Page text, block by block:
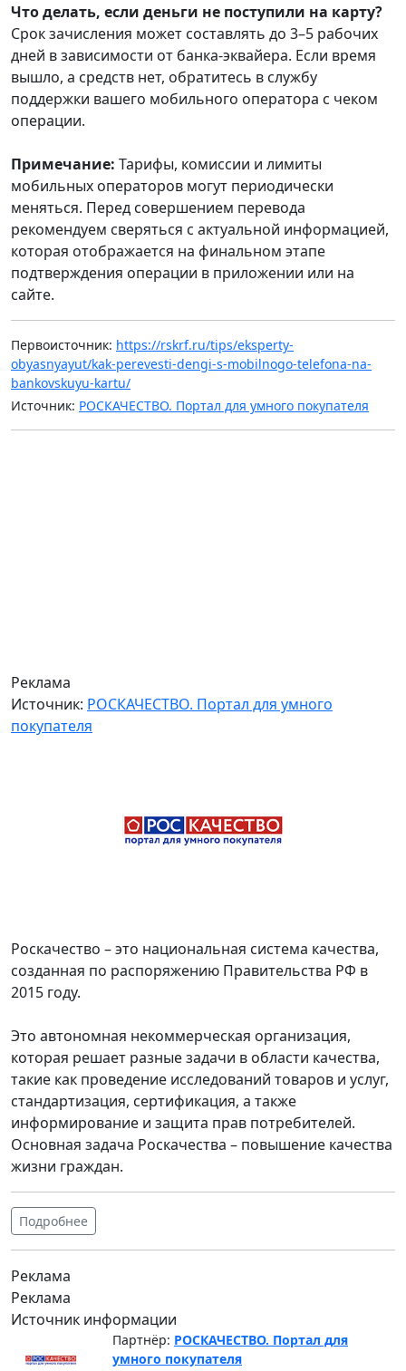
Что делать, если деньги не поступили на карту?
Срок зачисления может составлять до 3–5 рабочих
дней в зависимости от банка-эквайера. Если время
вышло, а средств нет, обратитесь в службу
поддержки вашего мобильного оператора с чеком
операции.
Примечание: Тарифы, комиссии и лимиты
мобильных операторов могут периодически
меняться. Перед совершением перевода
рекомендуем сверяться с актуальной информацией,
которая отображается на финальном этапе
подтверждения операции в приложении или на
сайте.
Первоисточник: https://rskrf.ru/tips/eksperty-
obyasnyayut/kak-perevesti-dengi-s-mobilnogo-telefona-na-
bankovskuyu-kartu/
Источник: РОСКАЧЕСТВО. Портал для умного покупателя
Реклама
Источник: РОСКАЧЕСТВО. Портал для умного
покупателя
Роскачество – это национальная система качества,
созданная по распоряжению Правительства РФ в
2015 году.
Это автономная некоммерческая организация,
которая решает разные задачи в области качества,
такие как проведение исследований товаров и услуг,
стандартизация, сертификация, а также
информирование и защита прав потребителей.
Основная задача Роскачества – повышение качества
жизни граждан.
Подробнее
Реклама
Реклама
Источник информации
Партнёр: РОСКАЧЕСТВО. Портал для
умного покупателя